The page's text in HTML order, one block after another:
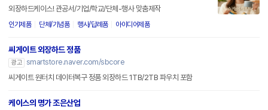
외장하드케이스! 관공서/기업/학교/단체-행사 맞춤제작
인기제품 단체/기념품 행사/답례품 아이디어제품
씨게이트 외장하드 정품
광고 smartstore.naver.com/sbcore
씨게이트 원터치 데이터복구 정품 외장하드 1TB/2TB 파우치 포함
케이스의 명가 조은산업